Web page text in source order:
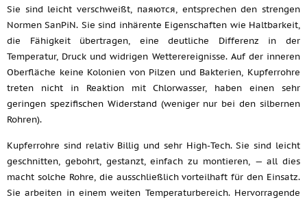
Sie sind leicht verschweißt, паяются, entsprechen den strengen
Normen SanPiN. Sie sind inhärente Eigenschaften wie Haltbarkeit,
die Fähigkeit übertragen, eine deutliche Differenz in der
Temperatur, Druck und widrigen Wetterereignisse. Auf der inneren
Oberfläche keine Kolonien von Pilzen und Bakterien, Kupferrohre
treten nicht in Reaktion mit Chlorwasser, haben einen sehr
geringen spezifischen Widerstand (weniger nur bei den silbernen
Rohren).
Kupferrohre sind relativ Billig und sehr High-Tech. Sie sind leicht
geschnitten, gebohrt, gestanzt, einfach zu montieren, — all dies
macht solche Rohre, die ausschließlich vorteilhaft für den Einsatz.
Sie arbeiten in einem weiten Temperaturbereich. Hervorragende